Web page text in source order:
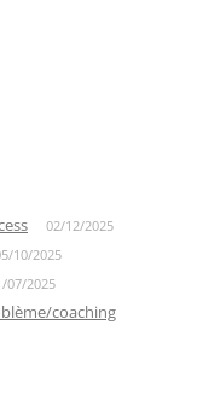
02/12/2025
10/2025
07/2025
coaching